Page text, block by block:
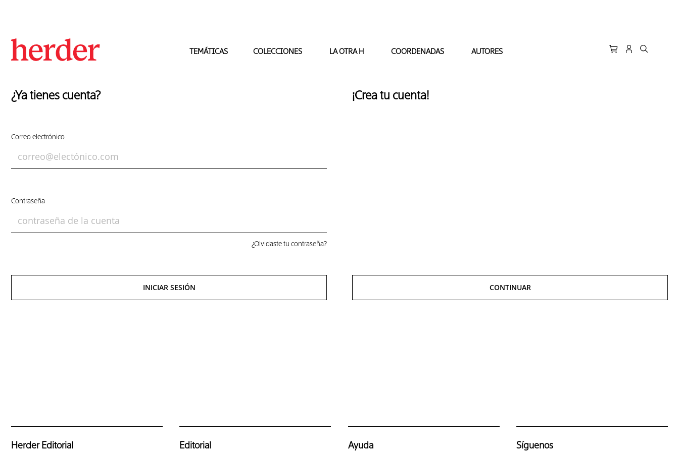
TEMÁTICAS COLECCIONES LA OTRA H COORDENADAS AUTORES
¿Ya tienes cuenta?
Correo electrónico
Contraseña
¿Olvidaste tu contraseña?
INICIAR SESIÓN
¡Crea tu cuenta!
CONTINUAR
Herder Editorial Editorial Ayuda Síguenos